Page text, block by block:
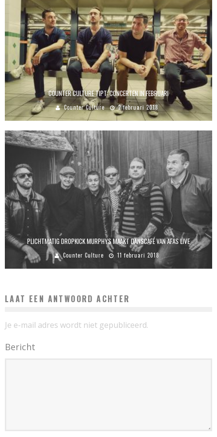
COUNTER CULTURE TIPT: CONCERTEN IN FEBRUARI
Counter Culture 2 februari 2018
PLICHTMATIG DROPKICK MURPHYS MAAKT DANSCAFÉ VAN AFAS LIVE
Counter Culture 11 februari 2018
LAAT EEN ANTWOORD ACHTER
Je e-mail adres wordt niet gepubliceerd.
Bericht